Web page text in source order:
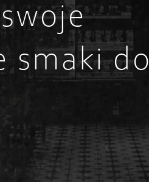
smaki do